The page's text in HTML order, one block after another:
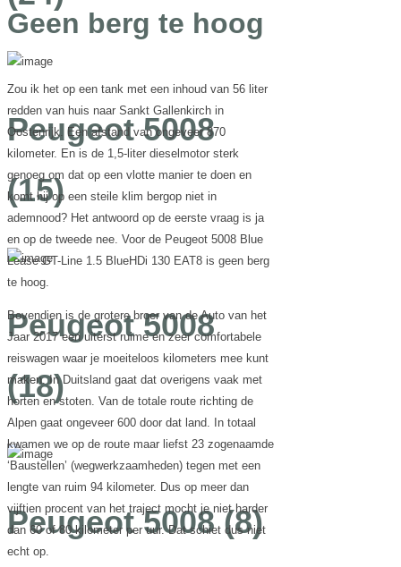
Peugeot 5008
(15)
Peugeot 5008
(18)
Peugeot 5008 (8)
Geen berg te hoog
Zou ik het op een tank met een inhoud van 56 liter
redden van huis naar Sankt Gallenkirch in
Oostenrijk. Een afstand van ongeveer 870
kilometer. En is de 1,5-liter dieselmotor sterk
genoeg om dat op een vlotte manier te doen en
komt hij op een steile klim bergop niet in
ademnood? Het antwoord op de eerste vraag is ja
en op de tweede nee. Voor de Peugeot 5008 Blue
Lease GT-Line 1.5 BlueHDi 130 EAT8 is geen berg
te hoog.
Bovendien is de grotere broer van de Auto van het
Jaar 2017 een uiterst ruime en zeer comfortabele
reiswagen waar je moeiteloos kilometers mee kunt
maken. In Duitsland gaat dat overigens vaak met
horten en stoten. Van de totale route richting de
Alpen gaat ongeveer 600 door dat land. In totaal
kwamen we op de route maar liefst 23 zogenaamde
‘Baustellen’ (wegwerkzaamheden) tegen met een
lengte van ruim 94 kilometer. Dus op meer dan
vijftien procent van het traject mocht je niet harder
dan 60 of 80 kilometer per uur. Dat schiet dus niet
echt op.